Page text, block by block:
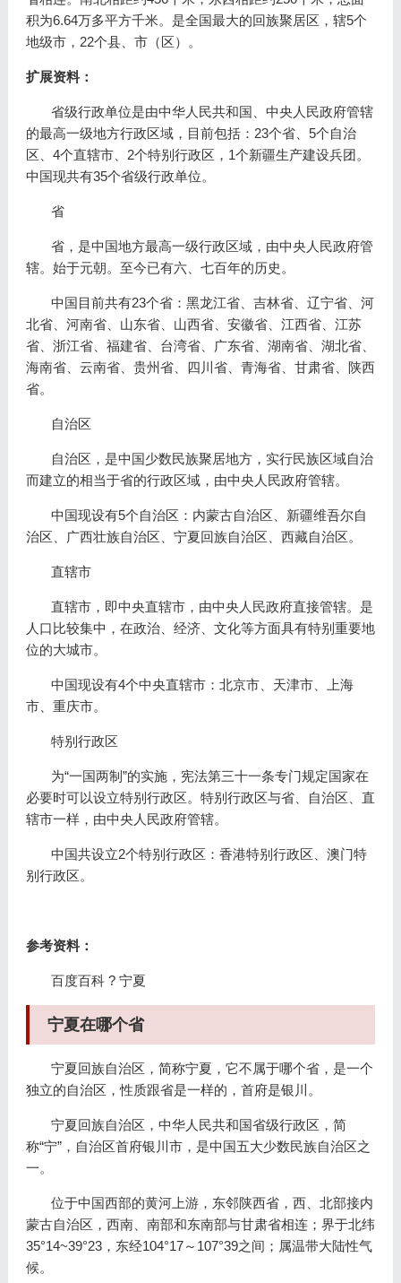
积为6.64万多平方千米。是全国最大的回族聚居区，辖5个
地级市，22个县、市（区）。
扩展资料：
省级行政单位是由中华人民共和国、中央人民政府管辖
的最高一级地方行政区域，目前包括：23个省、5个自治
区、4个直辖市、2个特别行政区，1个新疆生产建设兵团。
中国现共有35个省级行政单位。
省
省，是中国地方最高一级行政区域，由中央人民政府管
辖。始于元朝。至今已有六、七百年的历史。
中国目前共有23个省：黑龙江省、吉林省、辽宁省、河
北省、河南省、山东省、山西省、安徽省、江西省、江苏
省、浙江省、福建省、台湾省、广东省、湖南省、湖北省、
海南省、云南省、贵州省、四川省、青海省、甘肃省、陕西
省。
自治区
自治区，是中国少数民族聚居地方，实行民族区域自治
而建立的相当于省的行政区域，由中央人民政府管辖。
中国现设有5个自治区：内蒙古自治区、新疆维吾尔自
治区、广西壮族自治区、宁夏回族自治区、西藏自治区。
直辖市
直辖市，即中央直辖市，由中央人民政府直接管辖。是
人口比较集中，在政治、经济、文化等方面具有特别重要地
位的大城市。
中国现设有4个中央直辖市：北京市、天津市、上海
市、重庆市。
特别行政区
为“一国两制”的实施，宪法第三十一条专门规定国家在
必要时可以设立特别行政区。特别行政区与省、自治区、直
辖市一样，由中央人民政府管辖。
中国共设立2个特别行政区：香港特别行政区、澳门特
别行政区。
参考资料：
百度百科 ? 宁夏
宁夏在哪个省
宁夏回族自治区，简称宁夏，它不属于哪个省，是一个
独立的自治区，性质跟省是一样的，首府是银川。
宁夏回族自治区，中华人民共和国省级行政区，简
称“宁”，自治区首府银川市，是中国五大少数民族自治区之
一。
位于中国西部的黄河上游，东邻陕西省，西、北部接内
蒙古自治区，西南、南部和东南部与甘肃省相连；界于北纬
35°14~39°23，东经104°17～107°39之间；属温带大陆性气
候。